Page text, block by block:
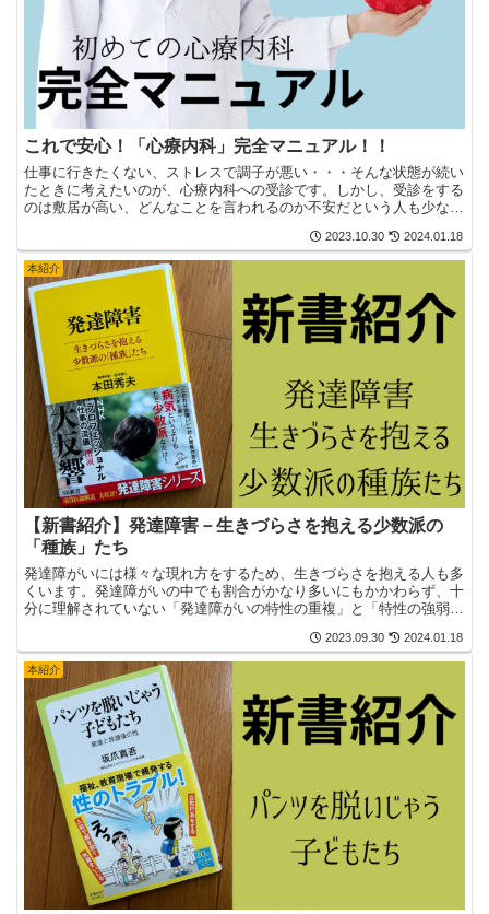
これで安心！「心療内科」完全マニュアル！！
仕事に行きたくない、ストレスで調子が悪い・・・そんな状態が続い
たときに考えたいのが、心療内科への受診です。しかし、受診をする
のは敷居が高い、どんなことを言われるのか不安だという人も少なく
2023.10.30 2024.01.18
本紹介
【新書紹介】発達障害－生きづらさを抱える少数派の
「種族」たち
発達障がいには様々な現れ方をするため、生きづらさを抱える人も多
くいます。発達障がいの中でも割合がかなり多いにもかかわらず、十
分に理解されていない「発達障がいの特性の重複」と「特性の強弱」
2023.09.30 2024.01.18
本紹介